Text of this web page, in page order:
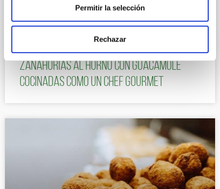
Permitir la selección
Rechazar
RECETAS AL HORNO
Zanahorias al horno con guacamole
cocinadas como un chef gourmet